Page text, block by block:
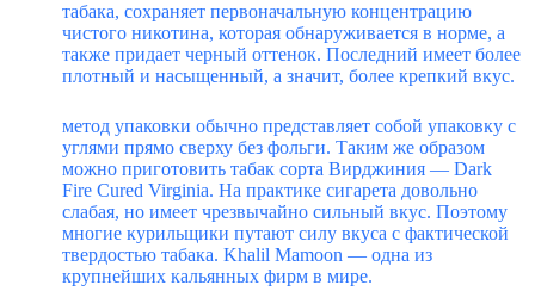
табака, сохраняет первоначальную концентрацию
чистого никотина, которая обнаруживается в норме, а
также придает черный оттенок. Последний имеет более
плотный и насыщенный, а значит, более крепкий вкус.
метод упаковки обычно представляет собой упаковку с
углями прямо сверху без фольги. Таким же образом
можно приготовить табак сорта Вирджиния — Dark
Fire Cured Virginia. На практике сигарета довольно
слабая, но имеет чрезвычайно сильный вкус. Поэтому
многие курильщики путают силу вкуса с фактической
твердостью табака. Khalil Mamoon — одна из
крупнейших кальянных фирм в мире.